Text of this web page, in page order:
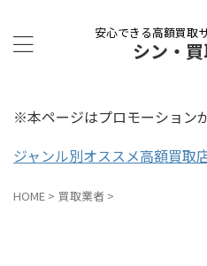
安心できる高額買取
シン・
※本ページはプロモーション
ジャンル別オススメ高額買取
HOME > 買取業者 >